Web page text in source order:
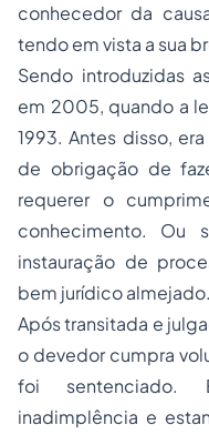
conhecedor da
tendo em vista a sua
Sendo introduzidas
em 2005, quando a
1993. Antes disso,
de obrigação de
requerer o
conhecimento. Ou
instauração de
bem jurídico almejado.
Após transitada e
o devedor cumpra
foi sentenciado.
inadimplência e